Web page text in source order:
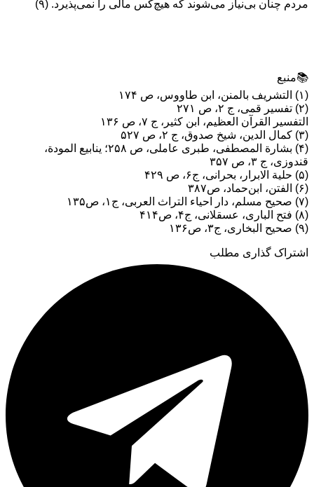
مردم چنان بی‌نیاز می‌شوند که هیچ‌کس مالی را نمی‌پذیرد. (۹)
📚منبع
(۱) التشریف بالمنن، ابن طاووس، ص ۱۷۴
(۲) تفسیر قمی، ج ۲، ص ۲۷۱
التفسیر القرآن العظیم، ابن کثیر، ج ۷، ص ۱۳۶
(۳) کمال الدین، شیخ صدوق، ج ۲، ص ۵۲۷
(۴) بشارة المصطفی، طبری عاملی، ص ۲۵۸؛ ینابیع المودة،
قندوزی، ج ۳، ص ۳۵۷
(۵) حلیة الابرار، بحرانی، ج۶، ص ۴۲۹
(۶) الفتن، ابن‌حماد، ص۳۸۷
(۷) صحیح مسلم، دار احیاء التراث العربی، ج۱، ص۱۳۵
(۸) فتح الباری، عسقلانی، ج۴، ص۴۱۴
(۹) صحیح البخاری، ج۳، ص۱۳۶
اشتراک گذاری مطلب